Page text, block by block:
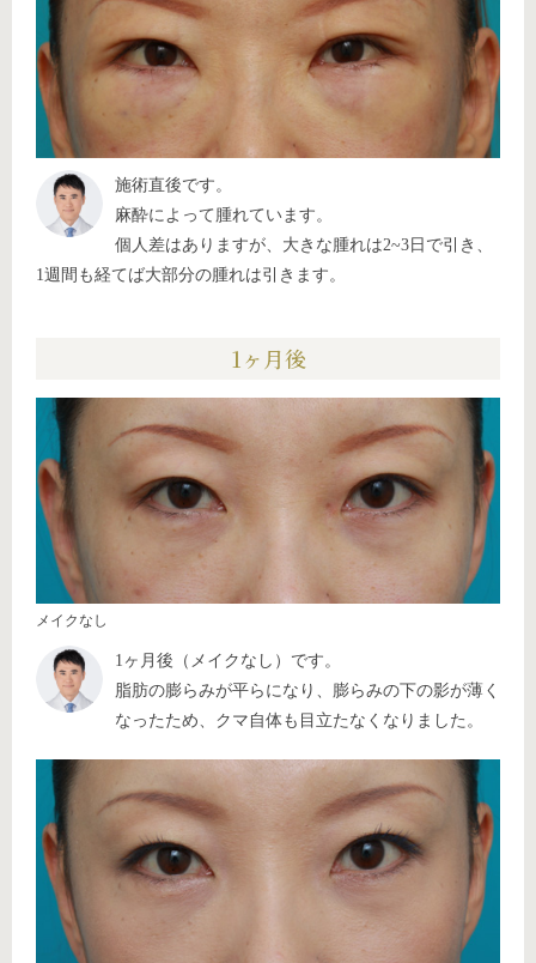
施術直後です。
麻酔によって腫れています。
個人差はありますが、大きな腫れは2~3日で引き、
1週間も経てば大部分の腫れは引きます。
1ヶ月後
メイクなし
1ヶ月後（メイクなし）です。
脂肪の膨らみが平らになり、膨らみの下の影が薄く
なったため、クマ自体も目立たなくなりました。